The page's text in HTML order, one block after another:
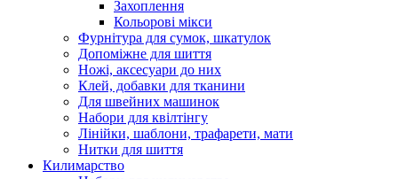
Захоплення
Кольорові мікси
Фурнітура для сумок, шкатулок
Допоміжне для шиття
Ножі, аксесуари до них
Клей, добавки для тканини
Для швейних машинок
Набори для квілтінгу
Лінійки, шаблони, трафарети, мати
Нитки для шиття
Килимарство